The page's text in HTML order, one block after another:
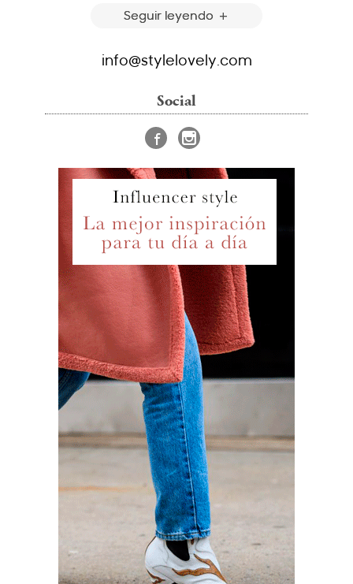
Seguir leyendo
info@stylelovely.com
Social